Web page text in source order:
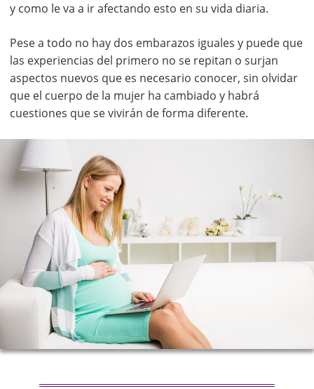
y como le va a ir afectando esto en su vida diaria.
Pese a todo no hay dos embarazos iguales y puede que
las experiencias del primero no se repitan o surjan
aspectos nuevos que es necesario conocer, sin olvidar
que el cuerpo de la mujer ha cambiado y habrá
cuestiones que se vivirán de forma diferente.